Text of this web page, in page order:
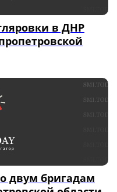
в ДНР
двум бригадам